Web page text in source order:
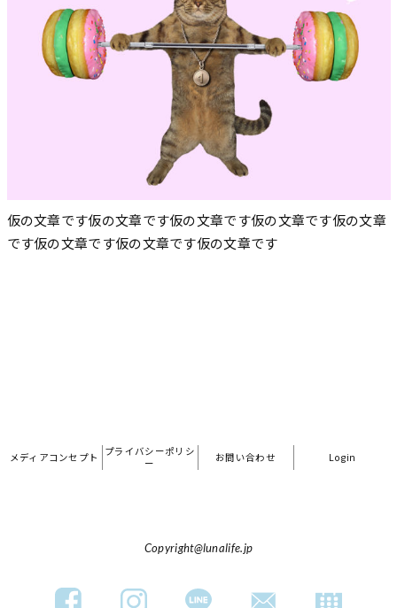
仮の文章です仮の文章です仮の文章です仮の文章です仮の文章
です仮の文章です仮の文章です仮の文章です
メディアコンセプト
プライバシーポリシ
ー
お問い合わせ Login
Copyright@lunalife.jp